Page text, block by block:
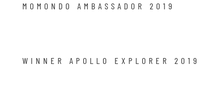
MOMONDO AMBASSADOR 2019
WINNER APOLLO EXPLORER 2019